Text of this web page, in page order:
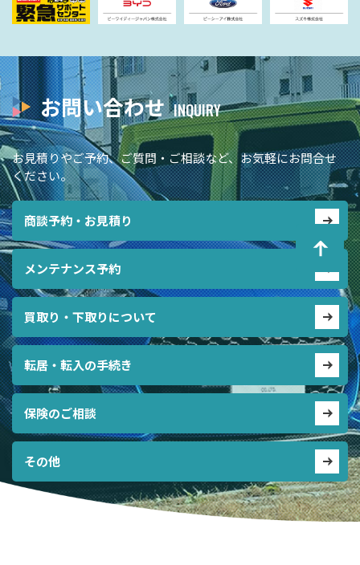
お問い合わせ
お見積りやご予約、ご質問・ご相談など、お気軽にお問合せ
ください。
商談予約・お見積り
メンテナンス予約
買取り・下取りについて
転居・転入の手続き
保険のご相談
その他